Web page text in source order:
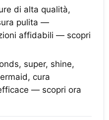
di alta qualità,
pulita —
affidabili — scopri
super, shine,
cura
— scopri ora